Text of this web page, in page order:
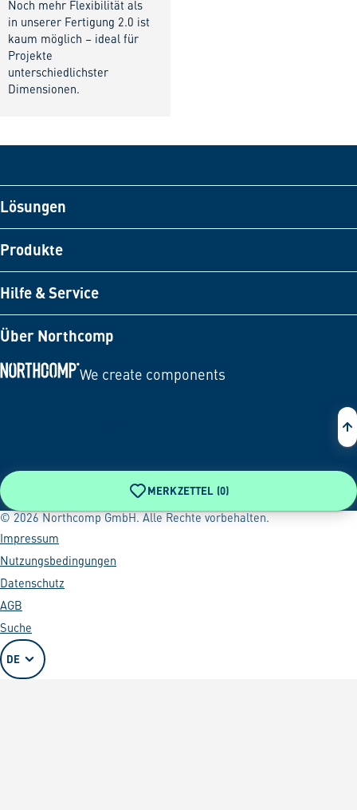
Noch mehr Flexibilität als
in unserer Fertigung 2.0 ist
kaum möglich – ideal für
Projekte
unterschiedlichster
Dimensionen.
Lösungen
Produkte
Hilfe & Service
Über Northcomp
We create components
MERKZETTEL (0)
© 2026 Northcomp GmbH. Alle Rechte vorbehalten.
Impressum
Nutzungsbedingungen
Datenschutz
AGB
Suche
DE